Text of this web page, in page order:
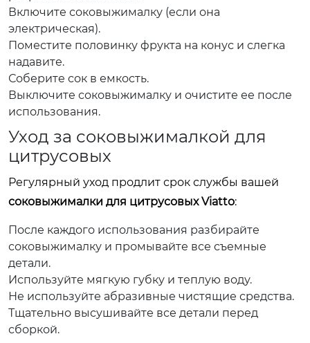
Включите соковыжималку (если она
электрическая).
Поместите половинку фрукта на конус и слегка
надавите.
Соберите сок в емкость.
Выключите соковыжималку и очистите ее после
использования.
Уход за соковыжималкой для
цитрусовых
Регулярный уход продлит срок службы вашей
соковыжималки для цитрусовых Viatto:
После каждого использования разбирайте
соковыжималку и промывайте все съемные
детали.
Используйте мягкую губку и теплую воду.
Не используйте абразивные чистящие средства.
Тщательно высушивайте все детали перед
сборкой.